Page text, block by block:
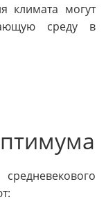
климата могут
среду в